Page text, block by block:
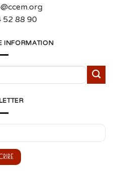
52 88 90
INFORMATION